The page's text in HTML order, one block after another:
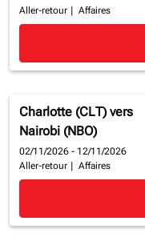
Aller-retour
Affaires
Charlotte (CLT) vers
Nairobi (NBO)
02/11/2026 - 12/11/2026
Aller-retour
Affaires